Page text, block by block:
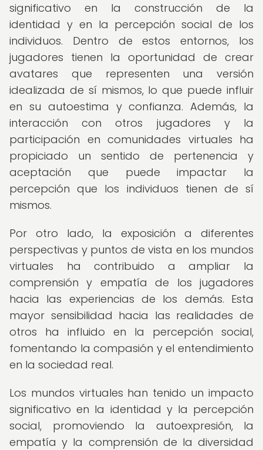
significativo en la construcción de la
identidad y en la percepción social de los
individuos. Dentro de estos entornos, los
jugadores tienen la oportunidad de crear
avatares que representen una versión
idealizada de sí mismos, lo que puede influir
en su autoestima y confianza. Además, la
interacción con otros jugadores y la
participación en comunidades virtuales ha
propiciado un sentido de pertenencia y
aceptación que puede impactar la
percepción que los individuos tienen de sí
mismos.
Por otro lado, la exposición a diferentes
perspectivas y puntos de vista en los mundos
virtuales ha contribuido a ampliar la
comprensión y empatía de los jugadores
hacia las experiencias de los demás. Esta
mayor sensibilidad hacia las realidades de
otros ha influido en la percepción social,
fomentando la compasión y el entendimiento
en la sociedad real.
Los mundos virtuales han tenido un impacto
significativo en la identidad y la percepción
social, promoviendo la autoexpresión, la
empatía y la comprensión de la diversidad